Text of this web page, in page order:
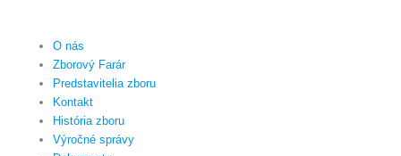
O nás
Zborový Farár
Predstavitelia zboru
Kontakt
História zboru
Výročné správy